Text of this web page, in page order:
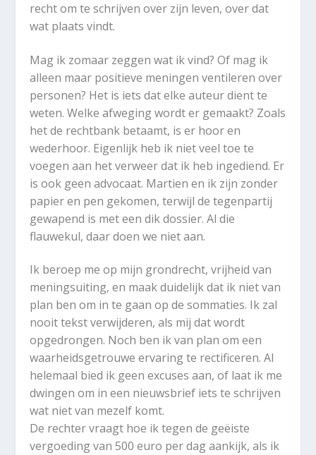
recht om te schrijven over zijn leven, over dat
wat plaats vindt.
Mag ik zomaar zeggen wat ik vind? Of mag ik
alleen maar positieve meningen ventileren over
personen? Het is iets dat elke auteur dient te
weten. Welke afweging wordt er gemaakt? Zoals
het de rechtbank betaamt, is er hoor en
wederhoor. Eigenlijk heb ik niet veel toe te
voegen aan het verweer dat ik heb ingediend. Er
is ook geen advocaat. Martien en ik zijn zonder
papier en pen gekomen, terwijl de tegenpartij
gewapend is met een dik dossier. Al die
flauwekul, daar doen we niet aan.
Ik beroep me op mijn grondrecht, vrijheid van
meningsuiting, en maak duidelijk dat ik niet van
plan ben om in te gaan op de sommaties. Ik zal
nooit tekst verwijderen, als mij dat wordt
opgedrongen. Noch ben ik van plan om een
waarheidsgetrouwe ervaring te rectificeren. Al
helemaal bied ik geen excuses aan, of laat ik me
dwingen om in een nieuwsbrief iets te schrijven
wat niet van mezelf komt.
De rechter vraagt hoe ik tegen de geëiste
vergoeding van 500 euro per dag aankijk, als ik